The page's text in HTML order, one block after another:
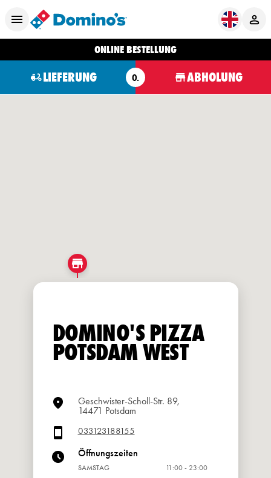
ONLINE BESTELLUNG
LIEFERUNG O. ABHOLUNG
DOMINO'S PIZZA
POTSDAM WEST
Geschwister-Scholl-Str. 89,
14471 Potsdam
033123188155
Öffnungszeiten
SAMSTAG
11:00 - 23:00